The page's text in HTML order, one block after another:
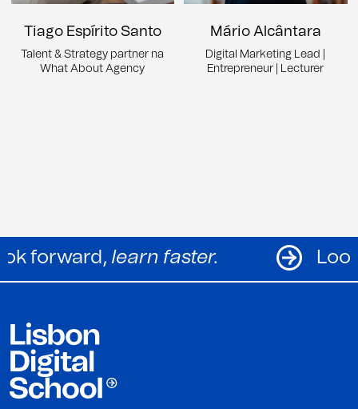
Tiago Espírito Santo
Talent & Strategy partner na
What About Agency
Mário Alcântara
Digital Marketing Lead |
Entrepreneur | Lecturer
Look forward,learn faster.